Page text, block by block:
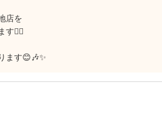
店を
す🙇‍♂️
ます😊🎶✨